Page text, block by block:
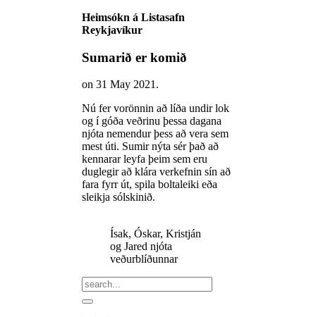
Heimsókn á Listasafn
Reykjavíkur
Sumarið er komið
on 31 May 2021.
Nú fer vorönnin að líða undir lok
og í góða veðrinu þessa dagana
njóta nemendur þess að vera sem
mest úti. Sumir nýta sér það að
kennarar leyfa þeim sem eru
duglegir að klára verkefnin sín að
fara fyrr út, spila boltaleiki eða
sleikja sólskinið.
Ísak, Óskar, Kristján
og Jared njóta
veðurblíðunnar